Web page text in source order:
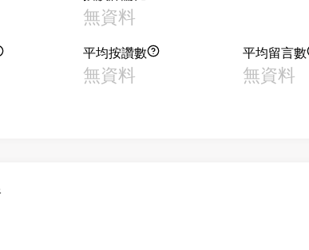
無資料
平均按讚數
無資料
平均留言數
無資料